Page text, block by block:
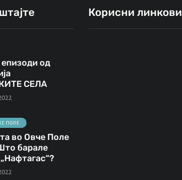
од
СЕЛА
ПОЛЕ
во Овче Поле
барале
Корисни линкови
ФОТО
во
Николе -
на
оро“